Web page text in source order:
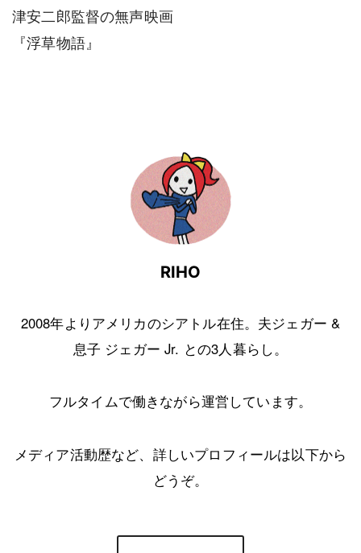
津安二郎監督の無声映画
『浮草物語』
RIHO
2008年よりアメリカのシアトル在住。夫ジェガー &
息子 ジェガー Jr. との3人暮らし。
フルタイムで働きながら運営しています。
メディア活動歴など、詳しいプロフィールは以下から
どうぞ。